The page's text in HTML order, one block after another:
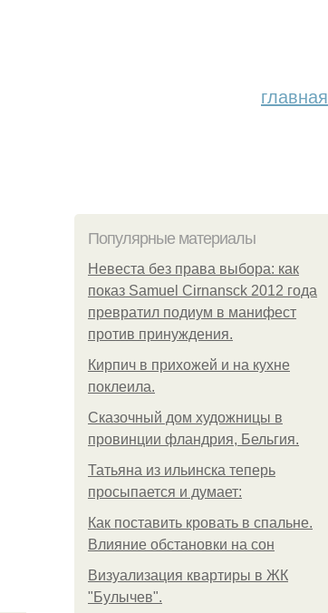
главная
Популярные материалы
Невеста без права выбора: как
показ Samuel Cirnansck 2012 года
превратил подиум в манифест
против принуждения.
Кирпич в прихожей и на кухне
поклеила.
Сказочный дом художницы в
провинции фландрия, Бельгия.
Татьяна из ильинска теперь
просыпается и думает:
Как поставить кровать в спальне.
Влияние обстановки на сон
Визуализация квартиры в ЖК
"Булычев".